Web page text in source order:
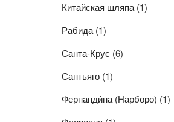
Китайская шляпа(1)
Рабида(1)
Санта-Крус (6)
Сантьяго (1)
Фернанди́на (Нарборо) (1)